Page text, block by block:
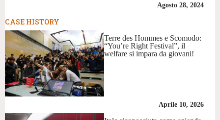
Agosto 28, 2024
CASE HISTORY
Terre des Hommes e Scomodo:
“You’re Right Festival”, il
welfare si impara da giovani!
Aprile 10, 2026